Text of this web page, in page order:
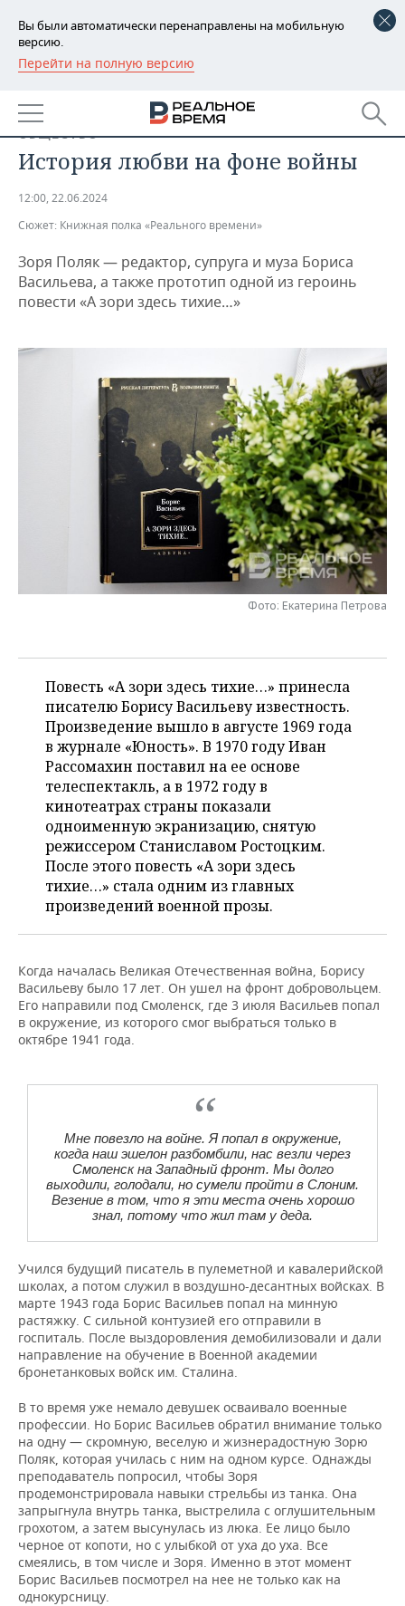
Вы были автоматически перенаправлены на мобильную
версию.
Перейти на полную версию
РЕГИОНЫ
БАШКОРТОСТАН
УДМУРТИЯ
НОВОСТИ
НОВОСТИ АНАЛИТИКИ
ДЕКЛАРАЦИИ О ДОХОДАХ
КОРОЛИ ГОСЗАКАЗА ПФО
ВУЗЫ ТАТАРСТАНА
КОМУ ПРИНАДЛЕЖАТ
ТАТАРСТАНА
ЭКОНОМИКА
НОВОСТИ ЭКОНОМИКИ
ФИНАНСЫ
БЮДЖЕТ
ПРОМЫШЛЕННОСТЬ
НОВОСТИ
ПРОМЫШЛЕННОСТИ
НЕФТЕХИМИЯ
НЕДВИЖИМОСТЬ
НОВОСТИ НЕДВИЖИМОСТИ
НОВОСТИ АВТО
БИЗНЕС
НОВОСТИ БИЗНЕСА
РОЗНИЧНАЯ ТОРГОВЛЯ
ТРАНСПОРТ
УСЛУГИ
НОВОСТИ ТЕХНОЛОГИЙ
МЕДИА
МЕРОПРИЯТИЯ
НОВОСТИ МЕРОПРИЯТИЙ
ВЫЕЗДНАЯ РЕДАКЦИЯ
НОВОСТИ СПОРТА
ВОЛЕЙБОЛ
КИБЕРСПОРТ
ФИГУРНОЕ КАТАНИЕ
ВОДНЫЕ ВИДЫ СПОРТА
ХОККЕЙ С МЯЧОМ
ОБЩЕСТВО
ИСТОРИЯ
КУЛЬТУРА
МЕДИЦИНА
ОБРАЗОВАНИЕ
ПРОИСШЕСТВИЯ
СПИСОК ПЕРСОН
СПИСОК КОМПАНИЙ
ПОЛНАЯ ВЕРСИЯ
ОБЩЕСТВО
История любви на фоне войны
12:00, 22.06.2024
Сюжет: Книжная полка «Реального времени»
Зоря Поляк — редактор, супруга и муза Бориса
Васильева, а также прототип одной из героинь
повести «А зори здесь тихие…»
Фото: Екатерина Петрова
Повесть «А зори здесь тихие…» принесла
писателю Борису Васильеву известность.
Произведение вышло в августе 1969 года
в журнале «Юность». В 1970 году Иван
Рассомахин поставил на ее основе
телеспектакль, а в 1972 году в
кинотеатрах страны показали
одноименную экранизацию, снятую
режиссером Станиславом Ростоцким.
После этого повесть «А зори здесь
тихие…» стала одним из главных
произведений военной прозы.
Когда началась Великая Отечественная война, Борису
Васильеву было 17 лет. Он ушел на фронт добровольцем.
Его направили под Смоленск, где 3 июля Васильев попал
в окружение, из которого смог выбраться только в
октябре 1941 года.
Мне повезло на войне. Я попал в окружение,
когда наш эшелон разбомбили, нас везли через
Смоленск на Западный фронт. Мы долго
выходили, голодали, но сумели пройти в Слоним.
Везение в том, что я эти места очень хорошо
знал, потому что жил там у деда.
Учился будущий писатель в пулеметной и кавалерийской
школах, а потом служил в воздушно-десантных войсках. В
марте 1943 года Борис Васильев попал на минную
растяжку. С сильной контузией его отправили в
госпиталь. После выздоровления демобилизовали и дали
направление на обучение в Военной академии
бронетанковых войск им. Сталина.
В то время уже немало девушек осваивало военные
профессии. Но Борис Васильев обратил внимание только
на одну — скромную, веселую и жизнерадостную Зорю
Поляк, которая училась с ним на одном курсе. Однажды
преподаватель попросил, чтобы Зоря
продемонстрировала навыки стрельбы из танка. Она
запрыгнула внутрь танка, выстрелила с оглушительным
грохотом, а затем высунулась из люка. Ее лицо было
черное от копоти, но с улыбкой от уха до уха. Все
смеялись, в том числе и Зоря. Именно в этот момент
Борис Васильев посмотрел на нее не только как на
однокурсницу.